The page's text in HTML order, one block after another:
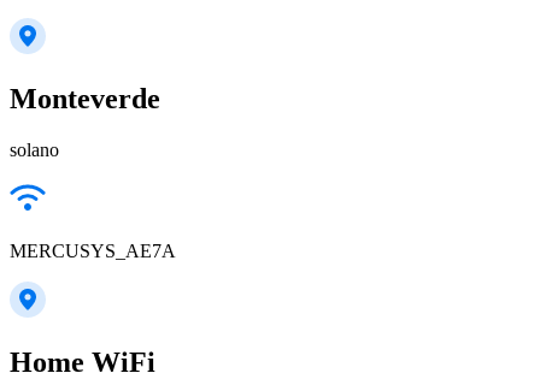
Monteverde
solano
MERCUSYS_AE7A
Home WiFi